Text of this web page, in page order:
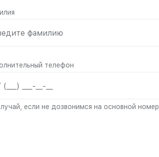
телефон
если не дозвонимся на основной номер